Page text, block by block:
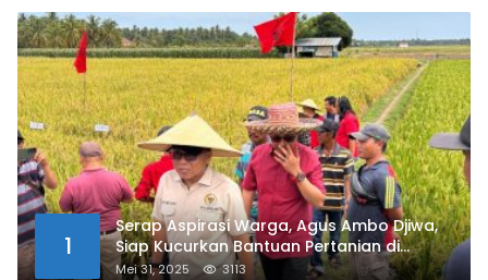
1
Serap Aspirasi Warga, Agus Ambo Djiwa,
Siap Kucurkan Bantuan Pertanian di
Kalukku
Mei 31, 2025 3113